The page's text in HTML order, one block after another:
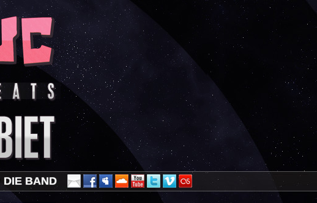
DIE BAND